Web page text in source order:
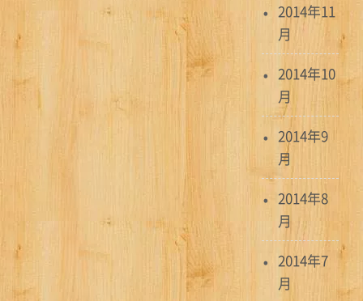
2014年11
月
2014年10
月
2014年9
月
2014年8
月
2014年7
月